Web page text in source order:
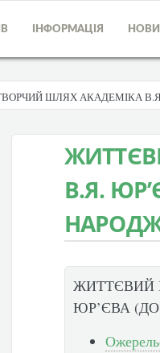
ІНФОРМАЦІЯ
ШЛЯХ АКАДЕМІКА
В.Я.
ЖИТТЄВИЙ
ЮР’ЄВА